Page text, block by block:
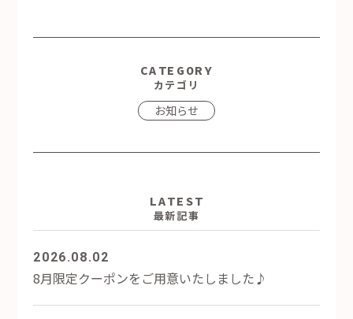
CATEGORY
カテゴリ
お知らせ
LATEST
最新記事
2026.08.02
8月限定クーポンをご用意いたしました♪